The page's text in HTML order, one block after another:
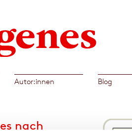
Autor:innen Blog
nach